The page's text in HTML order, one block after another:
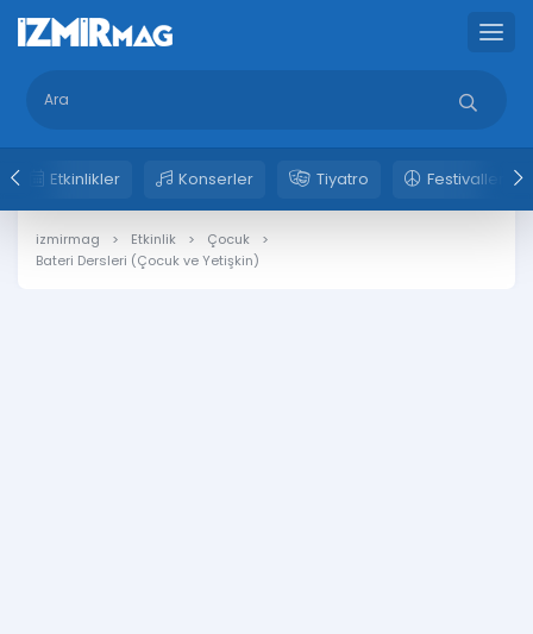
Etkinlikler Konserler Tiyatro Festivaller
izmirmag Etkinlik
Çocuk
Bateri Dersleri (Çocuk ve Yetişkin)